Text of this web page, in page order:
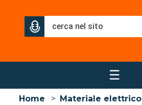
☰
Home > Materiale elettrico